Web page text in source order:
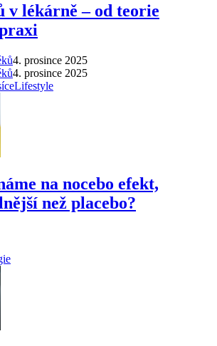
v lékárně –⁠ od teorie
4. prosince 2025
4. prosince 2025
Lifestyle
na nocebo efekt,
než placebo?